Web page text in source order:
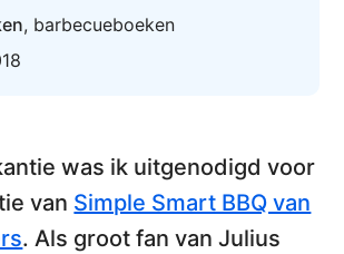
, barbecueboeken
was ik uitgenodigd voor
van Simple Smart BBQ van
. Als groot fan van Julius